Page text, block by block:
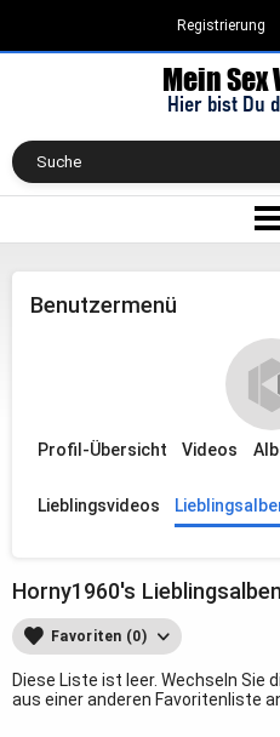
Registrierung
Benutzermenü
Profil-Übersicht Videos
Lieblingsvideos
Horny1960's
Favoriten (0)
Diese Liste ist leer. Wechseln Sie
aus einer anderen Favoritenliste